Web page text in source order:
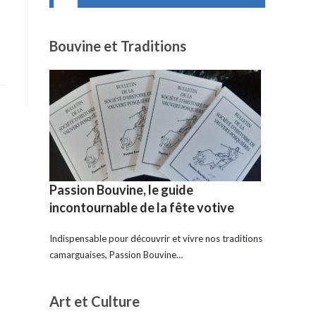
Bouvine et Traditions
Passion Bouvine, le guide
incontournable de la fête votive
Indispensable pour découvrir et vivre nos traditions
camarguaises, Passion Bouvine…
Art et Culture